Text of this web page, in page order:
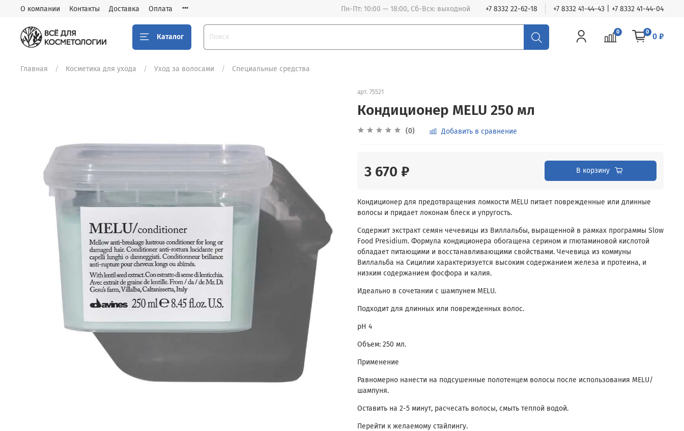
О компании Контакты Доставка Оплата Пн-Пт: 10:00 — 18:00, Сб-Вск: выходной +7 8332 22-62-18 +7 8332 41-44-43 | +7 8332 41-44-04
Каталог
0 0 0 ₽
Главная Косметика для ухода Уход за волосами Специальные средства
арт. 75521
Кондиционер MELU 250 мл
(0) Добавить в сравнение
3 670 ₽ В корзину
Кондиционер для предотвращения ломкости MELU питает поврежденные или длинные
волосы и придает локонам блеск и упругость.
Содержит экстракт семян чечевицы из Виллальбы, выращенной в рамках программы Slow
Food Presidium. Формула кондиционера обогащена серином и глютаминовой кислотой
обладает питающими и восстанавливающими свойствами. Чечевица из коммуны
Виллальба на Сицилии характеризуется высоким содержанием железа и протеина, и
низким содержанием фосфора и калия.
Идеально в сочетании с шампунем MELU.
Подходит для длинных или поврежденных волос.
рН 4
Объем: 250 мл.
Применение
Равномерно нанести на подсушенные полотенцем волосы после использования MELU/
шампуня.
Оставить на 2-5 минут, расчесать волосы, смыть теплой водой.
Перейти к желаемому стайлингу.